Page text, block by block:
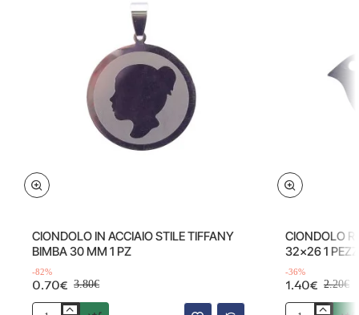
CIONDOLO IN ACCIAIO STILE TIFFANY
BIMBA 30 MM 1 PZ
-82%
0.70€ 3.80€
CIONDOLO
32x26 1
-36%
1.40€ 2.20€